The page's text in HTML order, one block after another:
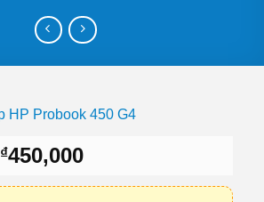
₫450,000Khoảng